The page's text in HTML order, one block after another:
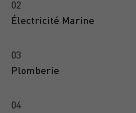
Électricité Marine
Plomberie